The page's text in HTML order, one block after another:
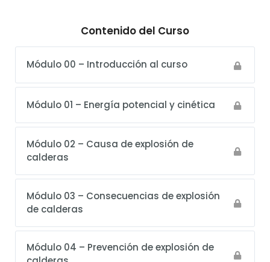
Contenido del Curso
Módulo 00 – Introducción al curso
Módulo 01 – Energía potencial y cinética
Módulo 02 – Causa de explosión de
calderas
Módulo 03 – Consecuencias de explosión
de calderas
Módulo 04 – Prevención de explosión de